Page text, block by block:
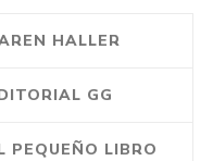
HALLER
GG
PEQUEÑO LIBRO